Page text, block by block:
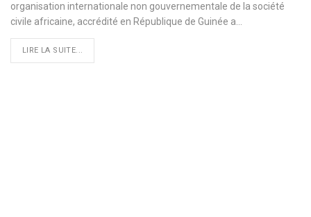
organisation internationale non gouvernementale de la société
civile africaine, accrédité en République de Guinée a…
LIRE LA SUITE...